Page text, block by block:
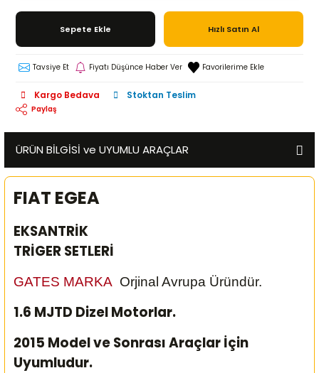
Sepete Ekle Hızlı Satın Al
Tavsiye Et Fiyatı Düşünce Haber Ver
Kargo Bedava Stoktan Teslim
Paylaş
ÜRÜN BİLGİSİ ve UYUMLU ARAÇLAR
FIAT EGEA
EKSANTRİK
TRİGER SETLERİ
GATES MARKA Orjinal Avrupa Üründür.
1.6 MJTD Dizel Motorlar.
2015 Model ve Sonrası Araçlar İçin
Uyumludur.